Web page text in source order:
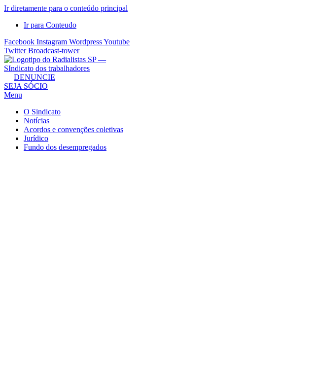
Ir diretamente para o conteúdo principal
Ir para Conteudo
Facebook Instagram WordpressYoutube
Twitter Broadcast-tower
Sindicato
dos
Radialistas
São
Paulo
Sindicato
DENUNCIE
SEJA SÓCIO
Menu
O Sindicato
Notícias
Acordos e convenções coletivas
Jurídico
Fundo dos desempregados